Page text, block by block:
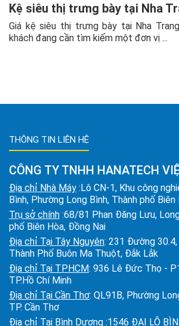
Kệ siêu thị trưng bày tại Nha
Giá kệ siêu thị trưng bày tại Nha
khách đang cần tìm kiếm một đơn vị ...
THÔNG TIN LIÊN HỆ
CÔNG TY TNHH HANATECH
Địa chỉ Nhà Máy :Lô CN-1, Khu công
Bình, Phường Long Bình, Thành phố
Trụ sở chính :68/81 Phan Đăng Lưu,
phố Biên Hòa, Đồng Nai
Địa chỉ Tại Tây Nguyên: 231 Đường
Thành Phố Buôn Ma Thuột, Đắk Lắk
Địa chỉ Tại TPHCM: 936 Lê Đức Thọ -
TP.Hồ Chí Minh
Địa chỉ Tại Cần Thơ: QL91B, Phường
TP. Cần Thơ
Địa chỉ Tại Bình Dương :1546 ĐẠI LỘ